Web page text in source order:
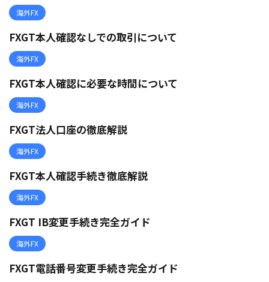
海外FX
FXGT本人確認なしでの取引について
海外FX
FXGT本人確認に必要な時間について
海外FX
FXGT法人口座の徹底解説
海外FX
FXGT本人確認手続き徹底解説
海外FX
FXGT IB変更手続き完全ガイド
海外FX
FXGT電話番号変更手続き完全ガイド